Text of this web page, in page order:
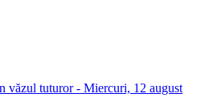
tuturor - Miercuri, 12 august